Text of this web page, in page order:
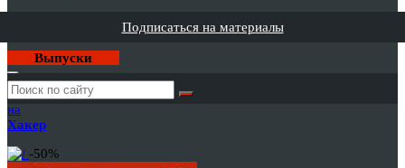
Подписаться на материалы
Выпуски
Годовая
подписка
на
Хакер
-50%